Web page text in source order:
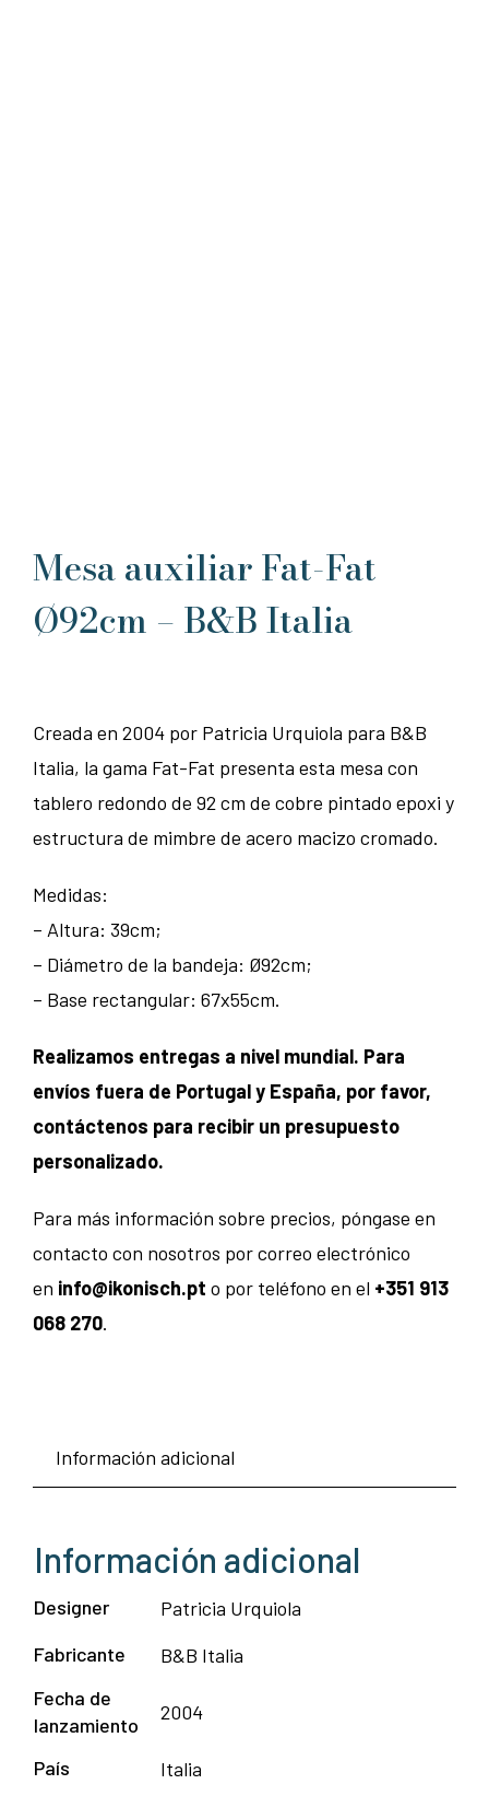
Mesa auxiliar Fat-Fat
Ø92cm – B&B Italia
Creada en 2004 por Patricia Urquiola para B&B
Italia, la gama Fat-Fat presenta esta mesa con
tablero redondo de 92 cm de cobre pintado epoxi y
estructura de mimbre de acero macizo cromado.
Medidas:
– Altura: 39cm;
– Diámetro de la bandeja: Ø92cm;
– Base rectangular: 67x55cm.
Realizamos entregas a nivel mundial. Para
envíos fuera de Portugal y España, por favor,
contáctenos para recibir un presupuesto
personalizado.
Para más información sobre precios, póngase en
contacto con nosotros por correo electrónico
en info@ikonisch.pt o por teléfono en el +351 913
068 270.
Información adicional
Información adicional
Designer
Patricia Urquiola
Fabricante
B&B Italia
Fecha de
lanzamiento
2004
País
Italia